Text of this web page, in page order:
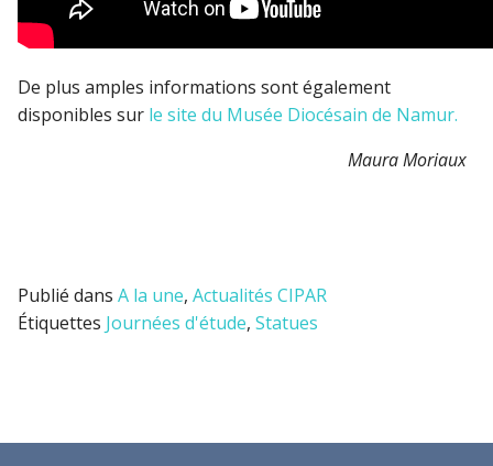
De plus amples informations sont également
disponibles sur le site du Musée Diocésain de Namur.
Maura Moriaux
Publié dans A la une, Actualités CIPAR
Étiquettes Journées d'étude, Statues